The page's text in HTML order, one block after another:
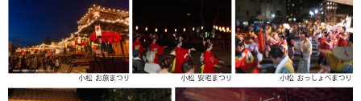
獅子舞・衣裳・別仕立・小物
次の記事
目録 ・ 花目録 獅子舞の最
初に御礼の口上を読み上げま